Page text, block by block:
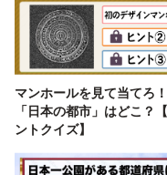
マンホールを見て当てろ
「日本の都市」はどこ？
ントクイズ】